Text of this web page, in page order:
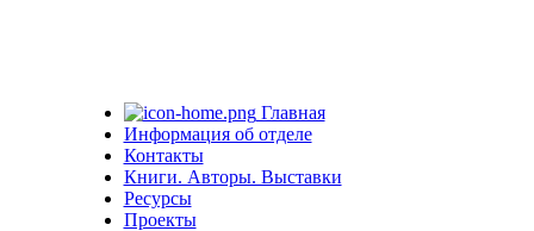
Главная
Информация об отделе
Контакты
Книги. Авторы. Выставки
Ресурсы
Проекты